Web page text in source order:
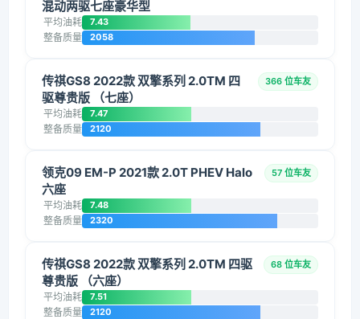
混动两驱七座豪华型
平均油耗 7.43
整备质量 2058
传祺GS8 2022款 双擎系列 2.0TM 四
驱尊贵版 （七座）
366 位车友
平均油耗 7.47
整备质量 2120
领克09 EM-P 2021款 2.0T PHEV Halo
六座
57 位车友
平均油耗 7.48
整备质量 2320
传祺GS8 2022款 双擎系列 2.0TM 四驱
尊贵版 （六座）
68 位车友
平均油耗 7.51
整备质量 2120